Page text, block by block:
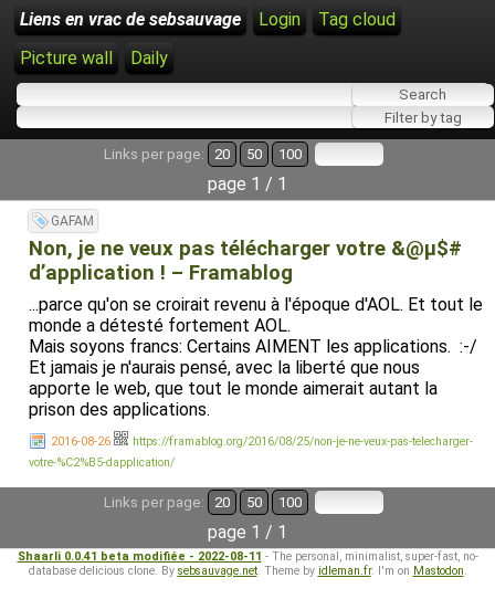
Liens en vrac de sebsauvage Login
Tag cloud
Picture wall
Daily
Links per page: 20 50 100
page 1 / 1
GAFAM
Non, je ne veux pas télécharger votre &@µ$#
d’application ! – Framablog
...parce qu'on se croirait revenu à l'époque d'AOL. Et tout le
monde a détesté fortement AOL.
Mais soyons francs: Certains AIMENT les applications. :-/
Et jamais je n'aurais pensé, avec la liberté que nous
apporte le web, que tout le monde aimerait autant la
prison des applications.
2016-08-26
https://framablog.org/2016/08/25/non-je-ne-veux-pas-telecharger-
votre-%C2%B5-dapplication/
Links per page: 20 50 100
page 1 / 1
Shaarli 0.0.41 beta modifiée - 2022-08-11 - The personal, minimalist, super-fast, no-
database delicious clone. By sebsauvage.net. Theme by idleman.fr. I'm on Mastodon.